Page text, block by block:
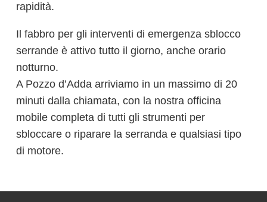
rapidità.
Il fabbro per gli interventi di emergenza sblocco
serrande è attivo tutto il giorno, anche orario
notturno.
A Pozzo d’Adda arriviamo in un massimo di 20
minuti dalla chiamata, con la nostra officina
mobile completa di tutti gli strumenti per
sbloccare o riparare la serranda e qualsiasi tipo
di motore.